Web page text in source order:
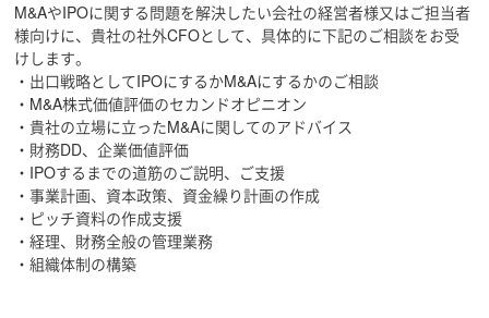
M&AやIPOに関する問題を解決したい会社の経営者様又はご担当者
様向けに、貴社の社外CFOとして、具体的に下記のご相談をお受
けします。
・出口戦略としてIPOにするかM&Aにするかのご相談
・M&A株式価値評価のセカンドオピニオン
・貴社の立場に立ったM&Aに関してのアドバイス
・財務DD、企業価値評価
・IPOするまでの道筋のご説明、ご支援
・事業計画、資本政策、資金繰り計画の作成
・ピッチ資料の作成支援
・経理、財務全般の管理業務
・組織体制の構築